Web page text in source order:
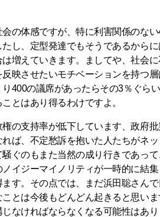
の体感ですが、特に利害関係のな
し、定型発達でもそうであるから
増えていきます。ましてや、社会
映させたいモチベーションを持つ
400の議席があったらその3％ぐら
とはあり得るわけですよ。
の支持率が低下しています、政府
ば、不定愁訴を抱いた人たちがネ
ぐのもまた当然の成り行きであっ
イジーマイノリティが一時的に結
ます。その点では、まだ浜田聡さん
とは今後もどんどん起きると思い
なければならなくなる可能性はあ